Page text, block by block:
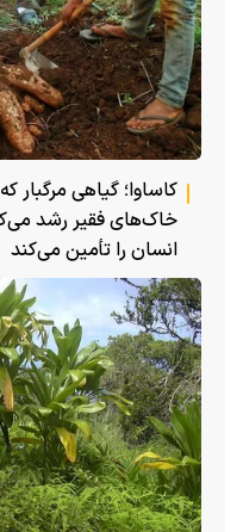
کاساوا؛ گیاهی مرگبار
خاک‌های فقیر رشد
انسان را تأمین می‌کند